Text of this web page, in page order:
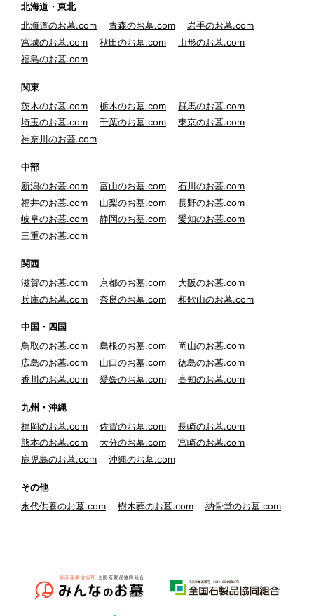
北海道・東北
北海道のお墓.com
青森のお墓.com
岩手のお墓.com
宮城のお墓.com
秋田のお墓.com
山形のお墓.com
福島のお墓.com
関東
茨木のお墓.com
栃木のお墓.com
群馬のお墓.com
埼玉のお墓.com
千葉のお墓.com
東京のお墓.com
神奈川のお墓.com
中部
新潟のお墓.com
富山のお墓.com
石川のお墓.com
福井のお墓.com
山梨のお墓.com
長野のお墓.com
岐阜のお墓.com
静岡のお墓.com
愛知のお墓.com
三重のお墓.com
関西
滋賀のお墓.com
京都のお墓.com
大阪のお墓.com
兵庫のお墓.com
奈良のお墓.com 和歌山のお墓.com
中国・四国
鳥取のお墓.com
島根のお墓.com
岡山のお墓.com
広島のお墓.com
山口のお墓.com
徳島のお墓.com
香川のお墓.com
愛媛のお墓.com 高知のお墓.com
九州・沖縄
福岡のお墓.com
佐賀のお墓.com
長崎のお墓.com
熊本のお墓.com
大分のお墓.com
宮崎のお墓.com
鹿児島のお墓.com
沖縄のお墓.com
その他
永代供養のお墓.com
樹木葬のお墓.com 納骨堂のお墓.com